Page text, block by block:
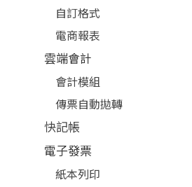
自訂格式
電商報表
雲端會計
會計模組
傳票自動拋轉
快記帳
電子發票
紙本列印